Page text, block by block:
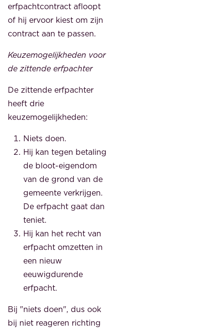
erfpachtcontract afloopt
of hij ervoor kiest om zijn
contract aan te passen.
Keuzemogelijkheden voor
de zittende erfpachter
De zittende erfpachter
heeft drie
keuzemogelijkheden:
Niets doen.
Hij kan tegen betaling
de bloot-eigendom
van de grond van de
gemeente verkrijgen.
De erfpacht gaat dan
teniet.
Hij kan het recht van
erfpacht omzetten in
een nieuw
eeuwigdurende
erfpacht.
Bij "niets doen", dus ook
bij niet reageren richting